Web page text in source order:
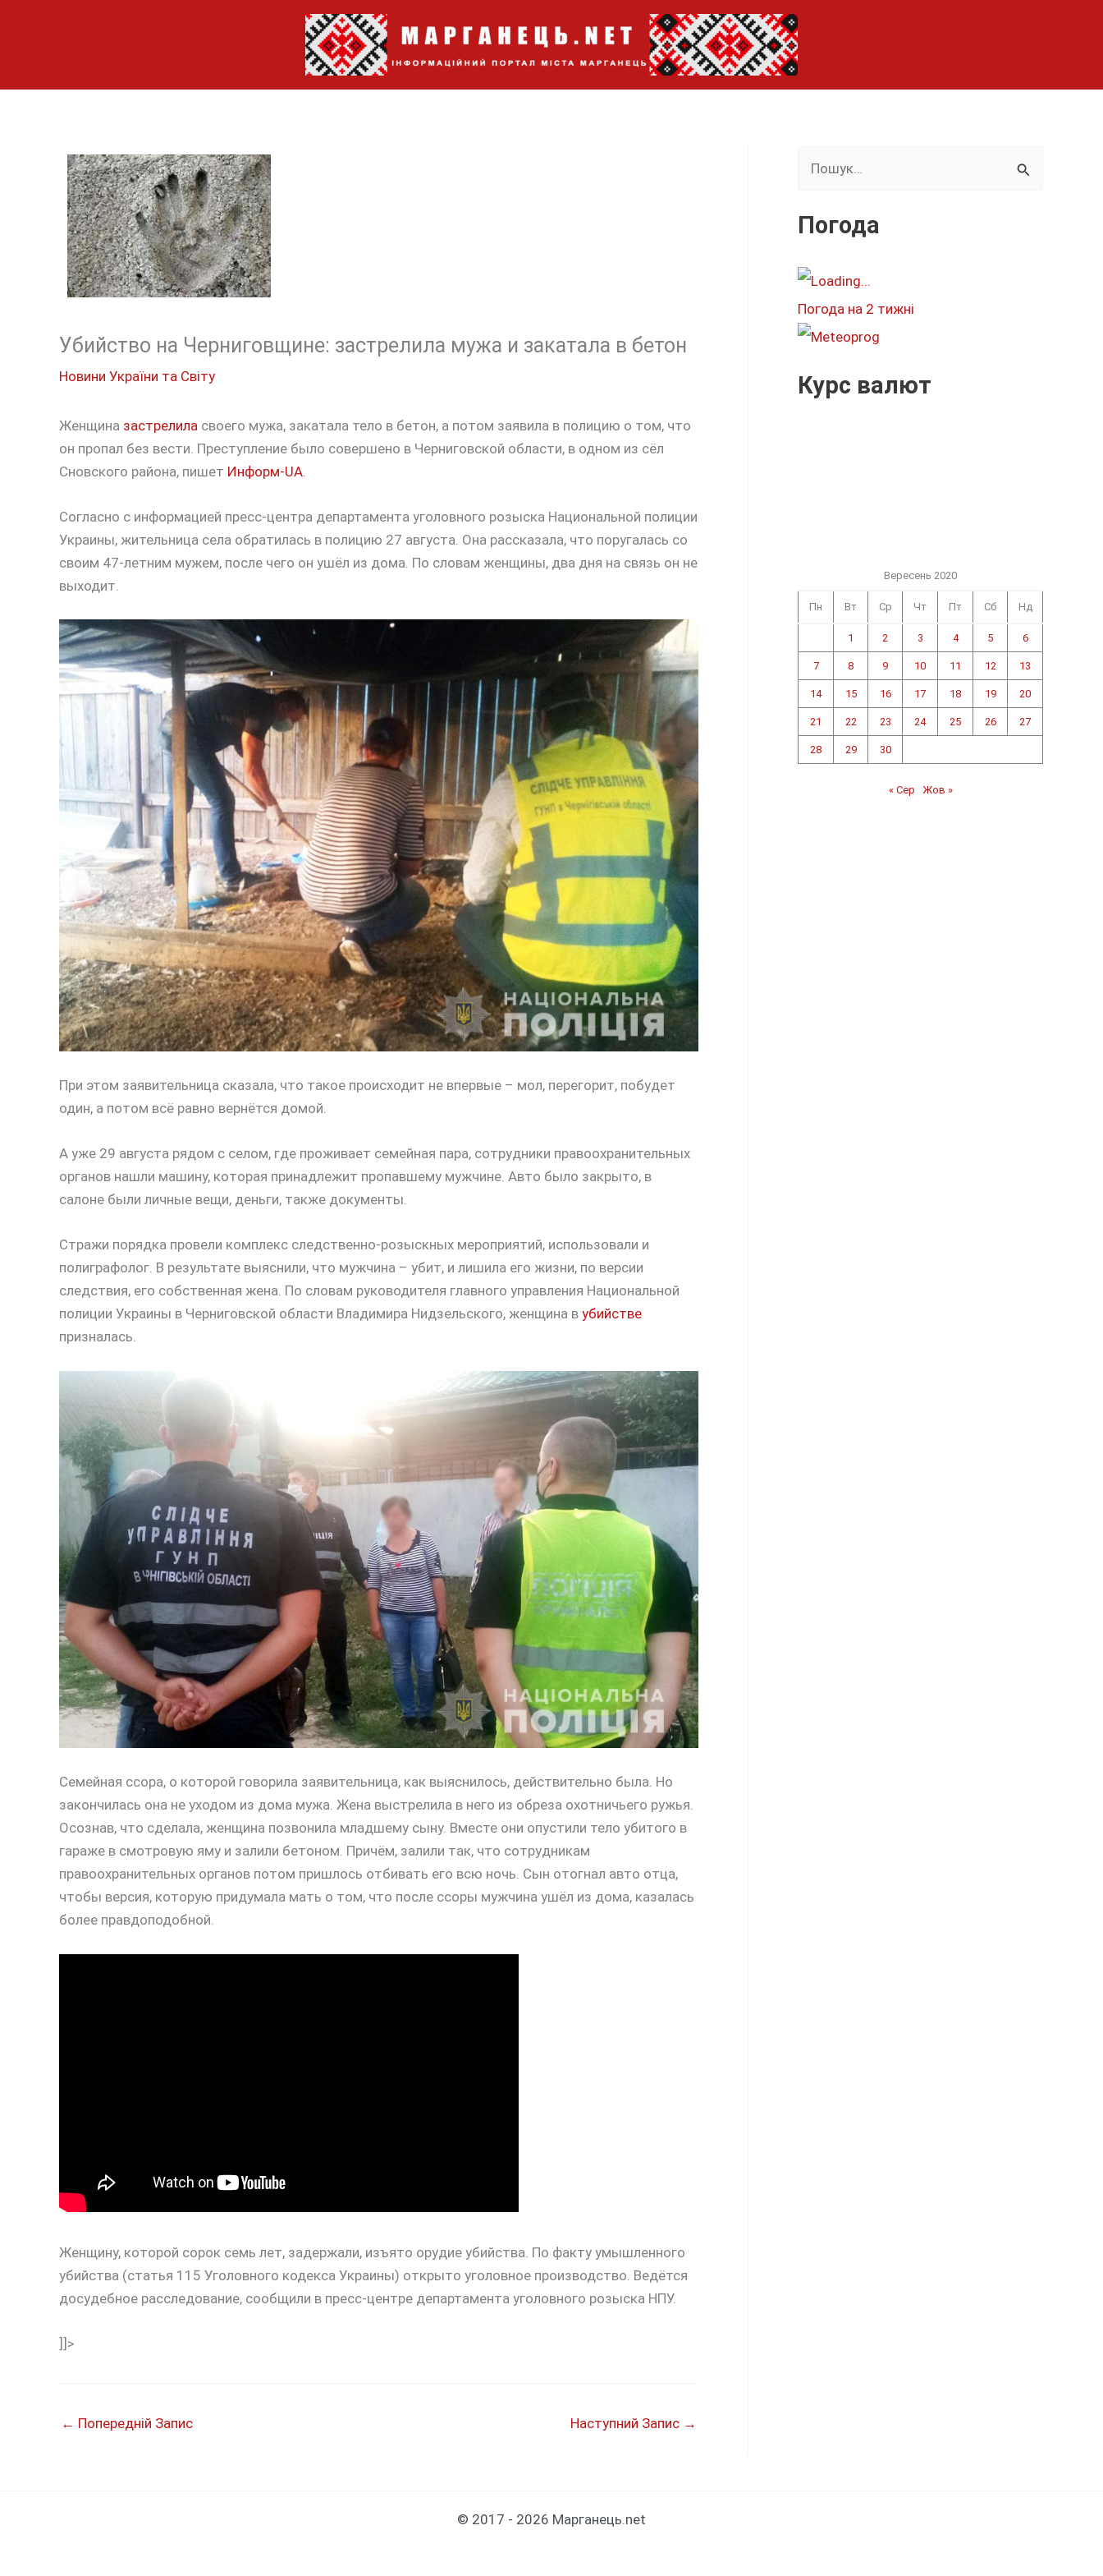
Убийство на Черниговщине: застрелила мужа и закатала в бетон
Новини України та Світу
Женщина застрелила своего мужа, закатала тело в бетон, а потом заявила в полицию о том, что
он пропал без вести. Преступление было совершено в Черниговской области, в одном из сёл
Сновского района, пишет Информ-UA
Согласно с информацией пресс-центра департамента уголовного розыска Национальной полиции
Украины, жительница села обратилась в полицию 27 августа. Она рассказала, что поругалась со
своим 47-летним мужем, после чего он ушёл из дома. По словам женщины, два дня на связь он не
выходит.
При этом заявительница сказала, что такое происходит не впервые – мол, перегорит, побудет
один, а потом всё равно вернётся домой.
А уже 29 августа рядом с селом, где проживает семейная пара, сотрудники правоохранительных
органов нашли машину, которая принадлежит пропавшему мужчине. Авто было закрыто, в
салоне были личные вещи, деньги, также документы.
Стражи порядка провели комплекс следственно-розыскных мероприятий, использовали и
полиграфолог. В результате выяснили, что мужчина – убит, и лишила его жизни, по версии
следствия, его собственная жена. По словам руководителя главного управления Национальной
полиции Украины в Черниговской области Владимира Нидзельского, женщина в убийстве
призналась.
Семейная ссора, о которой говорила заявительница, как выяснилось, действительно была. Но
закончилась она не уходом из дома мужа. Жена выстрелила в него из обреза охотничьего ружья.
Осознав, что сделала, женщина позвонила младшему сыну. Вместе они опустили тело убитого в
гараже в смотровую яму и залили бетоном. Причём, залили так, что сотрудникам
правоохранительных органов потом пришлось отбивать его всю ночь. Сын отогнал авто отца,
чтобы версия, которую придумала мать о том, что после ссоры мужчина ушёл из дома, казалась
более правдоподобной.
Женщину, которой сорок семь лет, задержали, изъято орудие убийства. По факту умышленного
убийства (статья 115 Уголовного кодекса Украины) открыто уголовное производство. Ведётся
досудебное расследование, сообщили в пресс-центре департамента уголовного розыска НПУ.
]]>
← Попередній Запис Наступний Запис →
к
т
:
Погода
Погода на 2 тижні
Курс валют
Вересень 2020
Пн Вт Ср Чт Пт Сб Нд
1 2 3 4 5 6
7 8 9 10 11 12 13
14 15 16 17 18 19 20
21 22 23 24 25 26 27
28 29 30
« Сер Жов »
© 2017 - 2026 Марганець.net